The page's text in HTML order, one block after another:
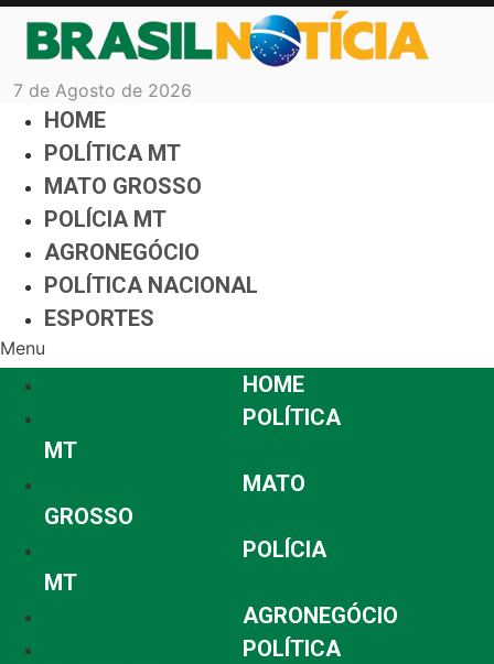
7 de Agosto de 2026
HOME
POLÍTICA MT
MATO GROSSO
POLÍCIA MT
AGRONEGÓCIO
POLÍTICA NACIONAL
ESPORTES
Menu
HOME
POLÍTICA
MT
MATO
GROSSO
POLÍCIA
MT
AGRONEGÓCIO
POLÍTICA